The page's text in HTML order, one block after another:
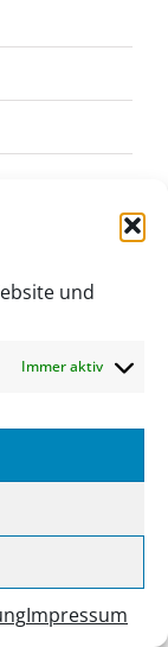
und
Immer aktiv
Impressum